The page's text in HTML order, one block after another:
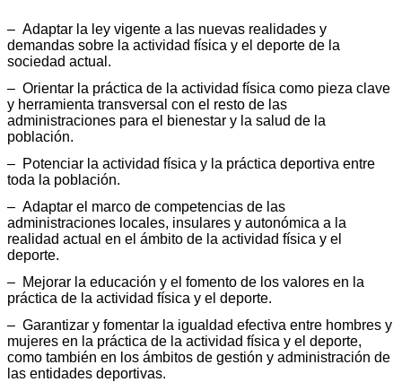
– Adaptar la ley vigente a las nuevas realidades y
demandas sobre la actividad física y el deporte de la
sociedad actual.
– Orientar la práctica de la actividad física como pieza clave
y herramienta transversal con el resto de las
administraciones para el bienestar y la salud de la
población.
– Potenciar la actividad física y la práctica deportiva entre
toda la población.
– Adaptar el marco de competencias de las
administraciones locales, insulares y autonómica a la
realidad actual en el ámbito de la actividad física y el
deporte.
– Mejorar la educación y el fomento de los valores en la
práctica de la actividad física y el deporte.
– Garantizar y fomentar la igualdad efectiva entre hombres y
mujeres en la práctica de la actividad física y el deporte,
como también en los ámbitos de gestión y administración de
las entidades deportivas.